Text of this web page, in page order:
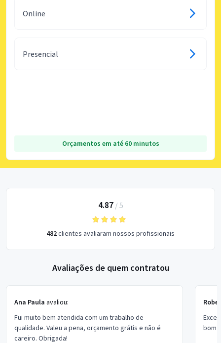
Online
Presencial
Orçamentos em até 60 minutos
4.87/ 5
482clientes avaliaram nossos profissionais
Avaliações de quem contratou
Ana Paula avaliou:
Fui muito bem atendida com um trabalho de
qualidade. Valeu a pena, orçamento grátis e não é
careiro. Obrigada!
bom